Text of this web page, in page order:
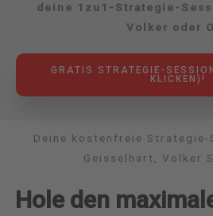
deine 1zu1-Strategie-
Volker oder
GRATIS STRATEGIE-
KLICKEN)!
Deine kostenfreie Strategie-
Geisselhart, Volker
Hole den